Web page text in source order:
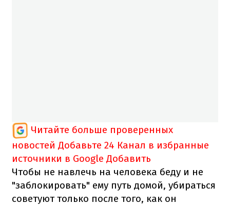
Читайте больше проверенных
новостей Добавьте 24 Канал в избранные
источники в Google Добавить
Чтобы не навлечь на человека беду и не
"заблокировать" ему путь домой, убираться
советуют только после того, как он